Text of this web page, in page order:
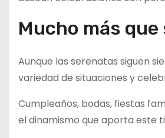
Mucho más
Aunque las serenatas siguen
variedad de situaciones y
Cumpleaños, bodas, fiestas
el dinamismo que aporta este